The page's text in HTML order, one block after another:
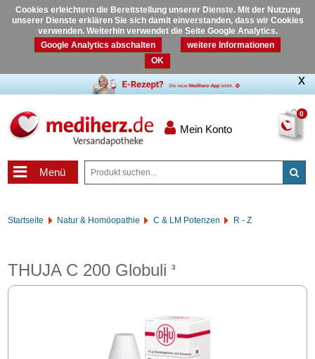
Cookies erleichtern die Bereitstellung unserer Dienste. Mit der Nutzung
unserer Dienste erklären Sie sich damit einverstanden, dass wir Cookies
verwenden. Weiterhin verwendet die Seite Google Analytics.
Google Analytics abschalten
weitere Informationen
OK
0
Mein Konto
Menü
Startseite Natur & Homöopathie C & LM Potenzen R - Z
THUJA C 200 Globuli3